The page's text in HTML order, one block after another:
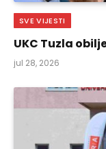
SVE VIJESTI
UKC Tuzla
jul 28, 2026